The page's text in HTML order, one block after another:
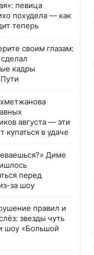
певица
похудела — как
теперь
своим глазам:
кадры
августа — эти
купаться в удаче
Диме
перед
за шоу
правил и
звезды чуть
шоу «Большой